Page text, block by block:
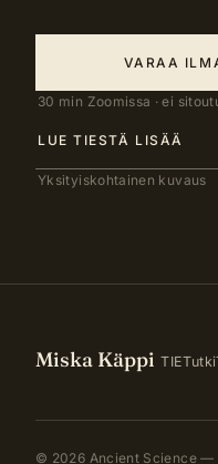
VARAA
30 min Zoomissa · ei
LUE TIESTÄ LISÄÄ
Yksityiskohtainen kuvaus
Miska Käppi TIETutki
© 2026 Ancient Science —